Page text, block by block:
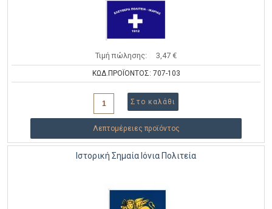
Τιμή πώλησης: 3,47 €
ΚΩΔ.ΠΡΟΪΟΝΤΟΣ: 707-103
Λεπτομέρειες προϊόντος
Ιστορική Σημαία Ιόνια Πολιτεία